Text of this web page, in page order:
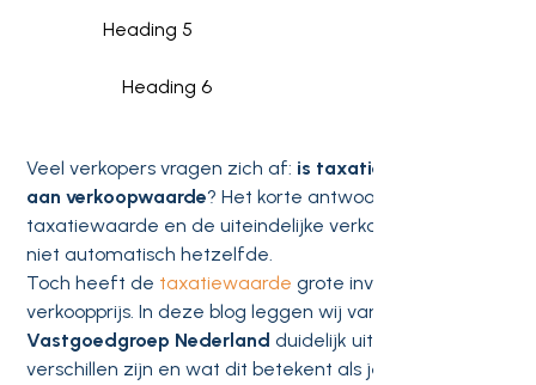
Veel verkopers vragen zich af: is taxatiewaarde gelijk
aan verkoopwaarde? Het korte antwoord is nee. De
taxatiewaarde en de uiteindelijke verkoopwaarde zijn
niet automatisch hetzelfde.
Toch heeft de taxatiewaarde grote invloed op de
verkoopprijs. In deze blog leggen wij van
Vastgoedgroep Nederland duidelijk uit wat de
verschillen zijn en wat dit betekent als je jouw woning
Heading 5
Heading 6